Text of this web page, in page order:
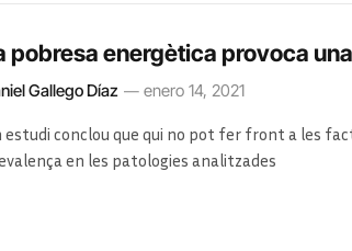
pobresa energètica provoca
Gallego Díaz enero 14, 2021
estudi conclou que qui no pot fer front a les
en les patologies analitzades